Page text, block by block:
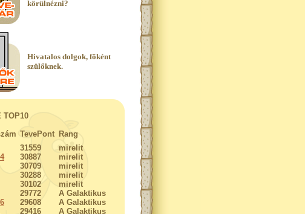
körülnézni?
Hivatalos dolgok, főként
szülőknek.
TOP10
TevePont Rang
31559
mirelit
30887
mirelit
30709
mirelit
30288
mirelit
30102
mirelit
29772
A Galaktikus
29608
A Galaktikus
29416 A Galaktikus